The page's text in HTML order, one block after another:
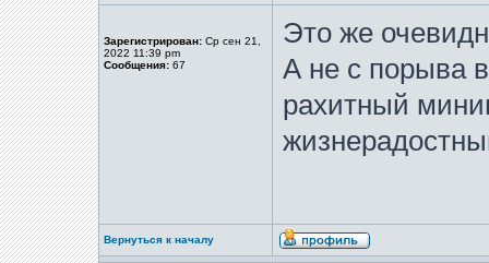
Зарегистрирован: Ср сен 21,
2022 11:39 pm
Сообщения: 67
Это же
А не с порыва
рахитный
Вернуться к началу